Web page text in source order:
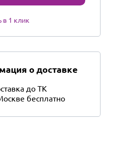
в 1 клик
о доставке
до ТК
бесплатно